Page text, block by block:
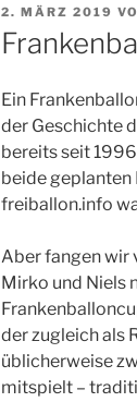
AM
2. MÄRZ 2019
Ein
der Geschichte
bereits seit
beide geplanten
freiballon.info
Aber fangen wir
Mirko und Niels
der zugleich als
üblicherweise
mitspielt –